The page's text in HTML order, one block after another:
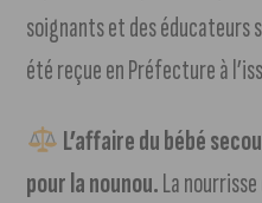
soignants et des éducateurs
été reçue en Préfecture à
L’affaire du bébé
pour la nounou.La